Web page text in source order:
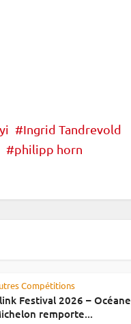
Ingrid Tandrevold
philipp horn
Compétitions
Festival 2026 – Océane
remporte...